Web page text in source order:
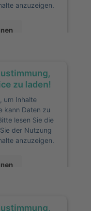
anzuzeigen.
Consent
eRecht24
zu laden!
um Inhalte
kann Daten zu
lesen Sie die
der Nutzung
anzuzeigen.
Consent